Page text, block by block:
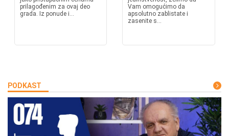
prilagođenim za ovaj deo
grada. Iz ponude i...
Vam omogućimo da
apsolutno zablistate i
zasenite s...
PODKAST